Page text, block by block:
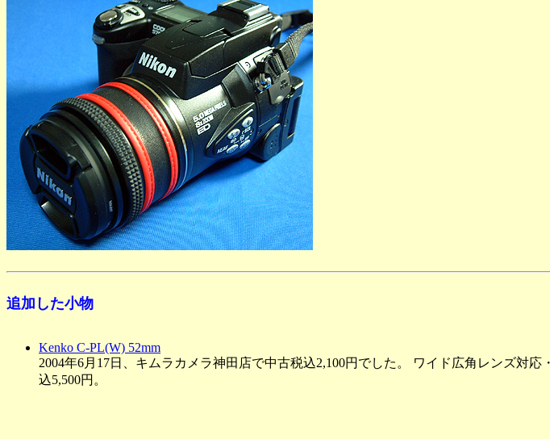
追加した小物
Kenko C-PL(W) 52mm
2004年6月17日、キムラカメラ神田店で中古税込2,100円でした。 ワイド広角レンズ対
込5,500円。